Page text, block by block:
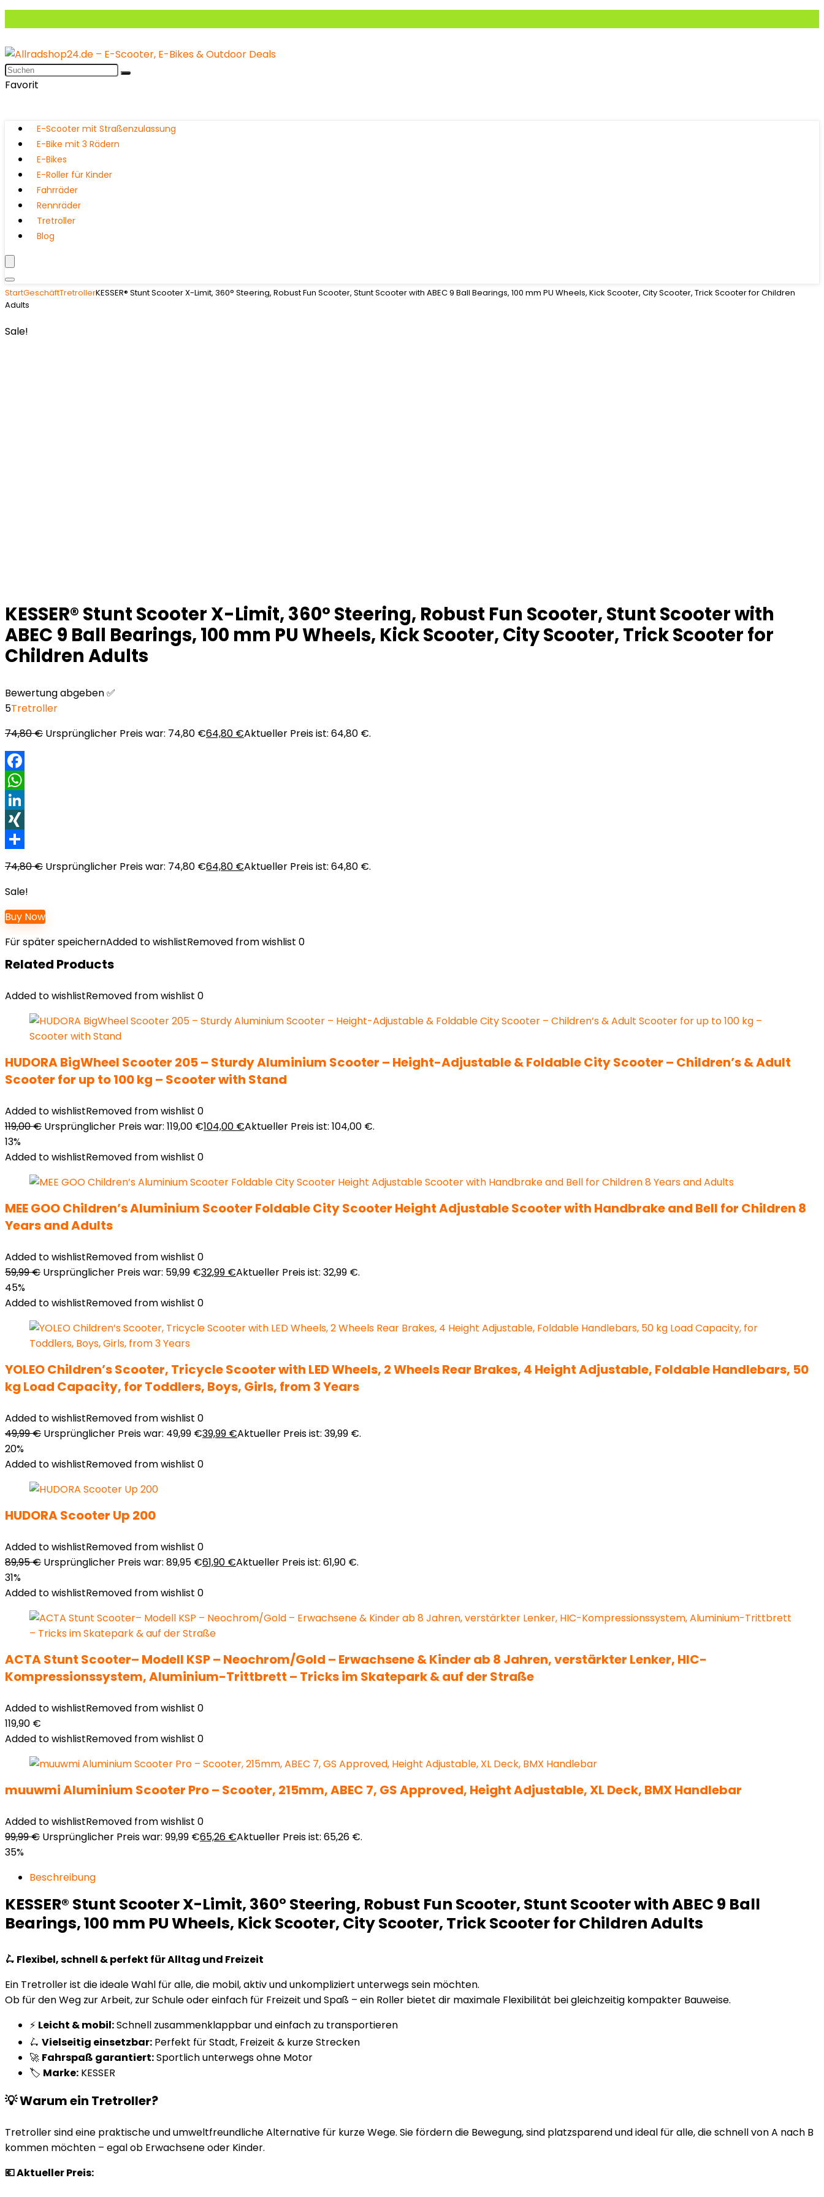
Favorit
E-Scooter mit Straßenzulassung
E-Bike mit 3 Rädern
E-Bikes
E-Roller für Kinder
Fahrräder
Rennräder
Tretroller
Blog
StartGeschäftTretrollerKESSER® Stunt Scooter X-Limit, 360° Steering, Robust Fun Scooter, Stunt Scooter with ABEC 9 Ball Bearings, 100 mm PU Wheels, Kick Scooter, City Scooter, Trick Scooter for Children
Adults
Sale!
KESSER® Stunt Scooter X-Limit, 360° Steering, Robust Fun Scooter, Stunt Scooter with
ABEC 9 Ball Bearings, 100 mm PU Wheels, Kick Scooter, City Scooter, Trick Scooter for
Children Adults
Bewertung abgeben ✅
5Tretroller
74,80€ Ursprünglicher Preis war: 74,80 €64,80 €Aktueller Preis ist: 64,80 €.
Facebook
WhatsApp
LinkedIn
XING
74,80€ Ursprünglicher Preis war: 74,80 €64,80 €Aktueller Preis ist: 64,80 €.
Sale!
Buy Now
Für später speichernAdded to wishlistRemoved from wishlist 0
Related Products
Added to wishlistRemoved from wishlist 0
HUDORA BigWheel Scooter 205 – Sturdy Aluminium Scooter – Height-Adjustable & Foldable City Scooter – Children’s & Adult
Scooter for up to 100 kg – Scooter with Stand
Added to wishlistRemoved from wishlist 0
119,00€ Ursprünglicher Preis war: 119,00 €104,00 €Aktueller Preis ist: 104,00 €.
13%
Added to wishlistRemoved from wishlist 0
MEE GOO Children’s Aluminium Scooter Foldable City Scooter Height Adjustable Scooter with Handbrake and Bell for Children 8
Years and Adults
Added to wishlistRemoved from wishlist 0
59,99€ Ursprünglicher Preis war: 59,99 €32,99 €Aktueller Preis ist: 32,99 €.
45%
Added to wishlistRemoved from wishlist 0
YOLEO Children’s Scooter, Tricycle Scooter with LED Wheels, 2 Wheels Rear Brakes, 4 Height Adjustable, Foldable Handlebars, 50
kg Load Capacity, for Toddlers, Boys, Girls, from 3 Years
Added to wishlistRemoved from wishlist 0
49,99€ Ursprünglicher Preis war: 49,99 €39,99 €Aktueller Preis ist: 39,99 €.
20%
Added to wishlistRemoved from wishlist 0
HUDORA Scooter Up 200
Added to wishlistRemoved from wishlist 0
89,95€ Ursprünglicher Preis war: 89,95 €61,90 €Aktueller Preis ist: 61,90 €.
31%
Added to wishlistRemoved from wishlist 0
ACTA Stunt Scooter– Modell KSP – Neochrom/Gold – Erwachsene & Kinder ab 8 Jahren, verstärkter Lenker, HIC-
Kompressionssystem, Aluminium-Trittbrett – Tricks im Skatepark & auf der Straße
Added to wishlistRemoved from wishlist 0
119,90 €
Added to wishlistRemoved from wishlist 0
muuwmi Aluminium Scooter Pro – Scooter, 215mm, ABEC 7, GS Approved, Height Adjustable, XL Deck, BMX Handlebar
Added to wishlistRemoved from wishlist 0
99,99€ Ursprünglicher Preis war: 99,99 €65,26 €Aktueller Preis ist: 65,26 €.
35%
Beschreibung
KESSER® Stunt Scooter X-Limit, 360° Steering, Robust Fun Scooter, Stunt Scooter with ABEC 9 Ball
Bearings, 100 mm PU Wheels, Kick Scooter, City Scooter, Trick Scooter for Children Adults
🛴 Flexibel, schnell & perfekt für Alltag und Freizeit
Ein Tretroller ist die ideale Wahl für alle, die mobil, aktiv und unkompliziert unterwegs sein möchten.
Ob für den Weg zur Arbeit, zur Schule oder einfach für Freizeit und Spaß – ein Roller bietet dir maximale Flexibilität bei gleichzeitig kompakter Bauweise.
⚡ Leicht & mobil:Schnell zusammenklappbar und einfach zu transportieren
🛴 Vielseitig einsetzbar: Perfekt für Stadt, Freizeit & kurze Strecken
🚀 Fahrspaß garantiert:Sportlich unterwegs ohne Motor
🏷️ Marke: KESSER
💡 Warum ein Tretroller?
Tretroller sind eine praktische und umweltfreundliche Alternative für kurze Wege. Sie fördern die Bewegung, sind platzsparend und ideal für alle, die schnell von A nach B
kommen möchten – egal ob Erwachsene oder Kinder.
💶 Aktueller Preis: